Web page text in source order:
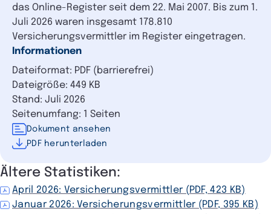
das Online-Register seit dem 22. Mai 2007. Bis zum 1.
Juli 2026 waren insgesamt 178.810
Versicherungsvermittler im Register eingetragen.
Informationen
Dateiformat: PDF (barrierefrei)
Dateigröße: 449 KB
Stand: Juli 2026
Seitenumfang: 1 Seiten
Dokument ansehen
PDF herunterladen
Ältere Statistiken:
April 2026: Versicherungsvermittler (PDF, 423 KB)
Januar 2026: Versicherungsvermittler (PDF, 395 KB)